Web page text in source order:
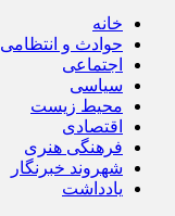
خانه
حوادث و انتظامی
اجتماعی
سیاسی
محیط زیست
اقتصادی
فرهنگی هنری
شهروند خبرنگار
یادداشت